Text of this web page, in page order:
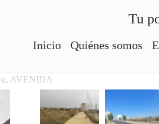
Tu
Inicio Quiénes somos
AVENIDA